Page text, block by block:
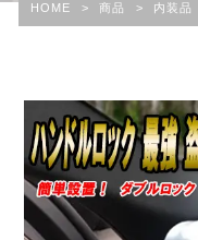
HOME > 商品 > 内装品